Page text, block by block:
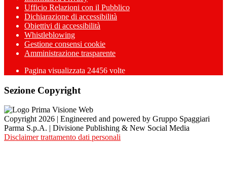
Ufficio Relazioni con il Pubblico
Dichiarazione di accessibilità
Obiettivi di accessibilità
Whistleblowing
Gestione consensi cookie
Amministrazione trasparente
Pagina visualizzata 24456 volte
Sezione Copyright
Copyright 2026 | Engineered and powered by Gruppo Spaggiari
Parma S.p.A. | Divisione Publishing & New Social Media
Disclaimer trattamento dati personali